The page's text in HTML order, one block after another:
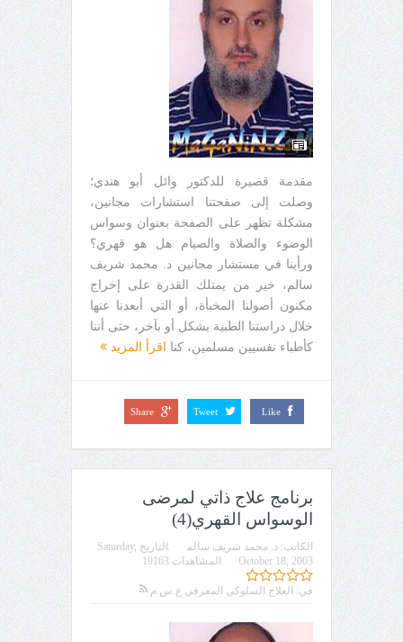
مقدمة قصيرة للدكتور وائل أبو هندي؛
وصلت إلى صفحتنا استشارات مجانين،
مشكلة تظهر على الصفحة بعنوان وسواس
الوضوء والصلاة والصيام هل هو قهري؟
ورأينا في مستشار مجانين د. محمد شريف
سالم، خير من يمتلك القدرة على إخراج
مكنون أصولنا المخبأة، أو التي أبعدنا عنها
خلال دراستنا الطبية بشكل أو بآخر، حتى أننا
كأطباء نفسيين مسلمين، كنا
اقرأ المزيد
Like
Tweet
Share
برنامج علاج ذاتي لمرضى
الوسواس القهري(4)
الكاتب: د. محمد شريف سالم التاريخ Saturday,
October 18, 2003
في: العلاج السلوكي المعرفي ع.س.م
المشاهدات 19163